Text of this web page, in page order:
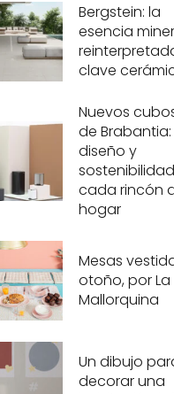
Bergstein: la
esencia
clave
Nuevos
de Brabantia:
diseño y
cada rincón
hogar
Mesas
otoño, por La
Mallorquina
Un dibujo
decorar una